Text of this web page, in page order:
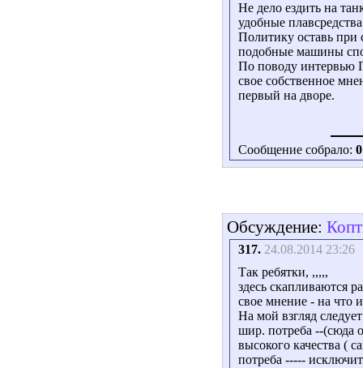
Не дело ездить на
удобные
Политику оставь при
подобные машины
По поводу интервью
свое собственное
первый на дворе.
Сообщение собрало: 0
Обсуждение:
317. 24.08.2014 23:26
Так ребятки, ,,,,,
здесь скапливаются
свое мнение - на что
На мой взгляд
шир. потреба --(сюда
высокого качества (
потреба -----